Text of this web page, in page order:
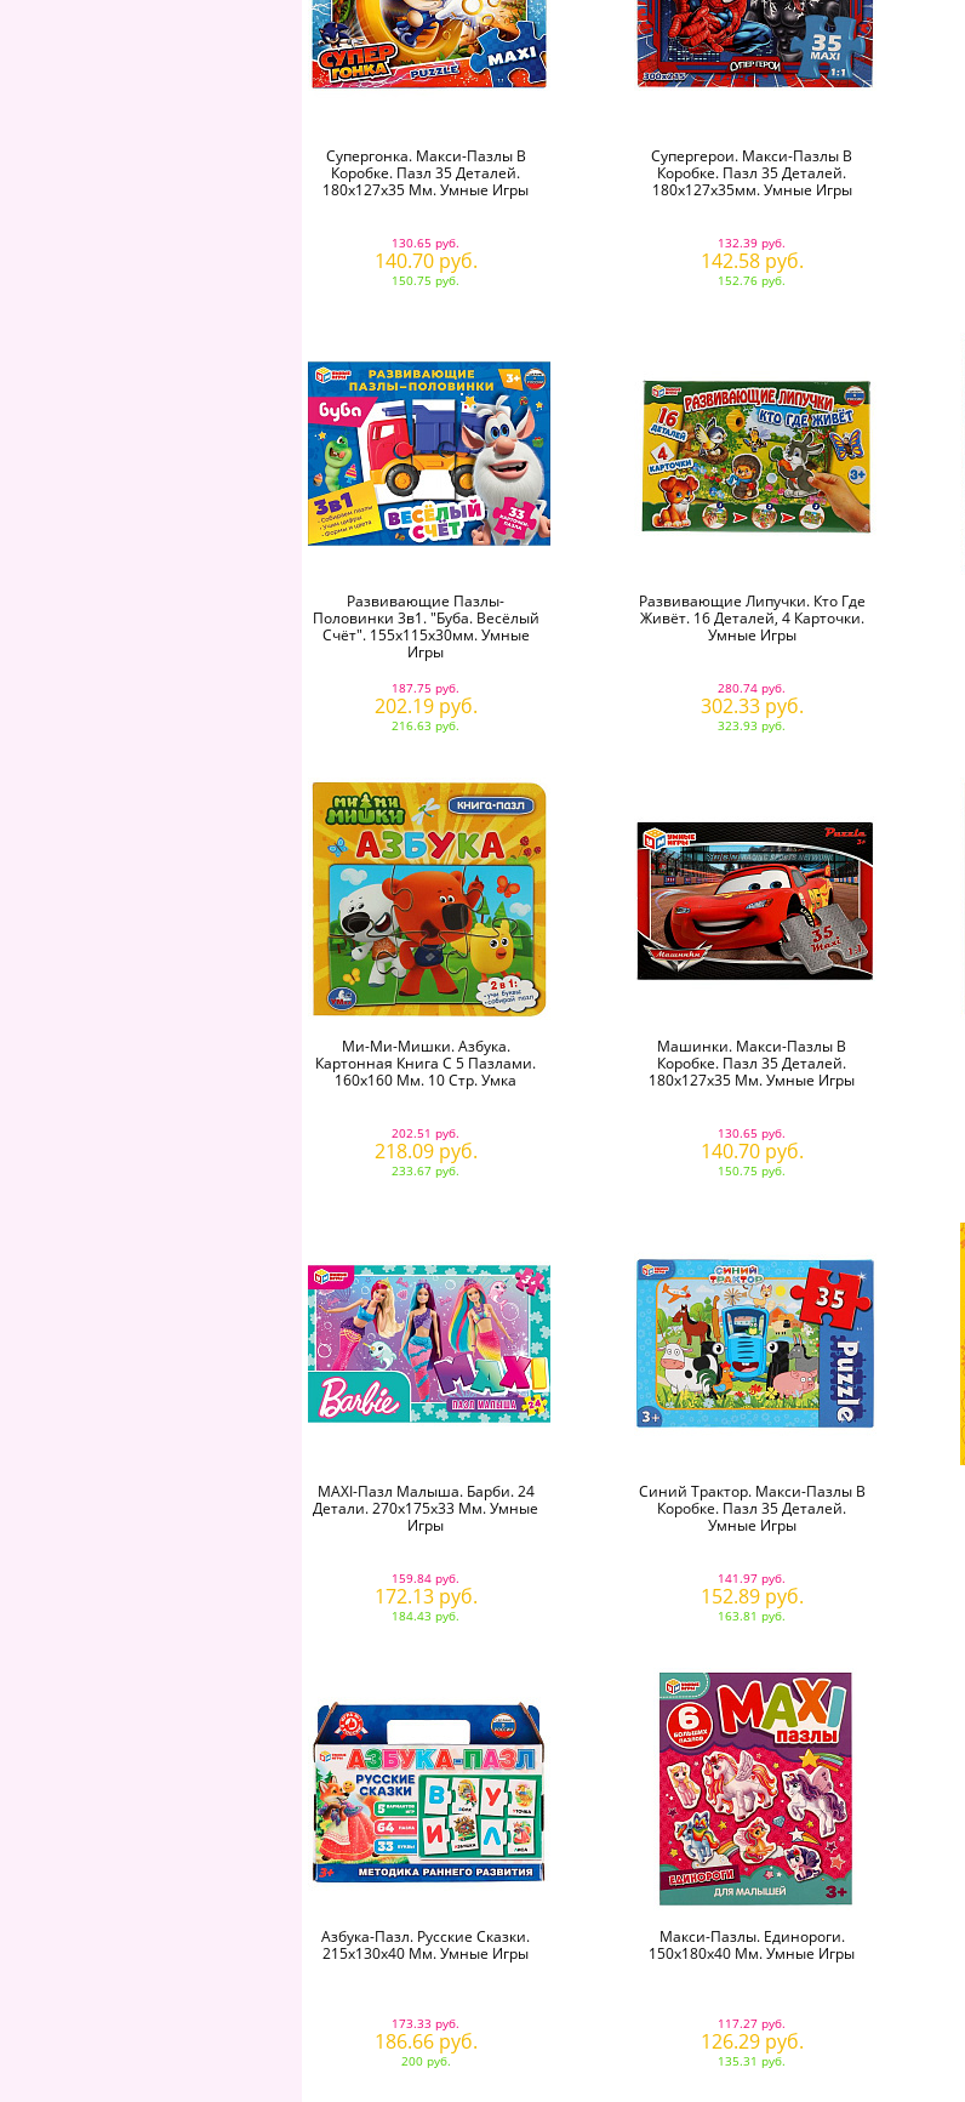
Супергонка. Макси-Пазлы В
Коробке. Пазл 35 Деталей.
180х127х35 Мм. Умные Игры
130.65 руб.
140.70 руб.
150.75 руб.
Супергерои. Макси-Пазлы В
Коробке. Пазл 35 Деталей.
180х127х35мм. Умные Игры
132.39 руб.
142.58 руб.
152.76 руб.
Развивающие Пазлы-
Половинки 3в1. "Буба. Весёлый
Счёт". 155х115х30мм. Умные
Игры
187.75 руб.
202.19 руб.
216.63 руб.
Развивающие Липучки. Кто Где
Живёт. 16 Деталей, 4 Карточки.
Умные Игры
280.74 руб.
302.33 руб.
323.93 руб.
Ми-Ми-Мишки. Азбука.
Картонная Книга С 5 Пазлами.
160х160 Мм. 10 Стр. Умка
202.51 руб.
218.09 руб.
233.67 руб.
Машинки. Макси-Пазлы В
Коробке. Пазл 35 Деталей.
180х127х35 Мм. Умные Игры
130.65 руб.
140.70 руб.
150.75 руб.
MAXI-Пазл Малыша. Барби. 24
Детали. 270х175х33 Мм. Умные
Игры
159.84 руб.
172.13 руб.
184.43 руб.
Синий Трактор. Макси-Пазлы В
Коробке. Пазл 35 Деталей.
Умные Игры
141.97 руб.
152.89 руб.
163.81 руб.
Азбука-Пазл. Русские Сказки.
215х130х40 Мм. Умные Игры
173.33 руб.
186.66 руб.
200 руб.
Макси-Пазлы. Единороги.
150х180х40 Мм. Умные Игры
117.27 руб.
126.29 руб.
135.31 руб.